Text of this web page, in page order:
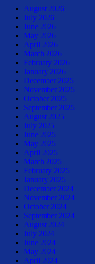
August 2026
July 2026
June 2026
May 2026
April 2026
March 2026
February 2026
January 2026
December 2025
November 2025
October 2025
September 2025
August 2025
July 2025
June 2025
May 2025
April 2025
March 2025
February 2025
January 2025
December 2024
November 2024
October 2024
September 2024
August 2024
July 2024
June 2024
May 2024
April 2024